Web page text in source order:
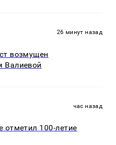
26 минут назад
возмущен
Валиевой
час назад
отметил 100-летие